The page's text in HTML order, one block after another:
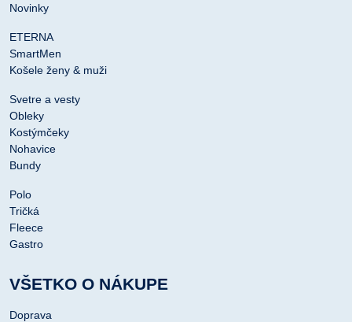
Novinky
ETERNA
SmartMen
Košele ženy & muži
Svetre a vesty
Obleky
Kostýmčeky
Nohavice
Bundy
Polo
Tričká
Fleece
Gastro
VŠETKO O NÁKUPE
Doprava